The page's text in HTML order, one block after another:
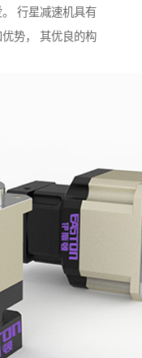
行星减速机具有
势， 其优良的构